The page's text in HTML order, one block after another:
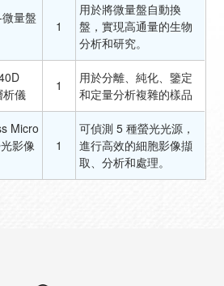
量盤
1
用於將微量盤自動換
盤，實現高通量的生物
分析和研究。
析儀
1
用於分離、純化、鑒定
和定量分析複雜的樣品
Micro
影像
1
可偵測 5 種螢光光源，
進行高效的細胞影像擷
取、分析和處理。